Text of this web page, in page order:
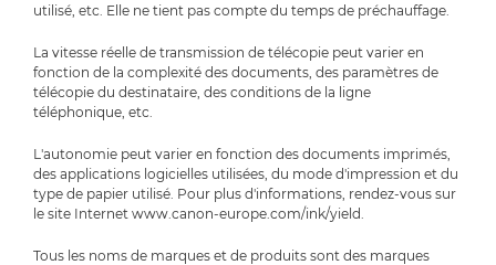
utilisé, etc. Elle ne tient pas compte du temps de préchauffage.
La vitesse réelle de transmission de télécopie peut varier en
fonction de la complexité des documents, des paramètres de
télécopie du destinataire, des conditions de la ligne
téléphonique, etc.
L'autonomie peut varier en fonction des documents imprimés,
des applications logicielles utilisées, du mode d'impression et du
type de papier utilisé. Pour plus d'informations, rendez-vous sur
le site Internet www.canon-europe.com/ink/yield.
Tous les noms de marques et de produits sont des marques